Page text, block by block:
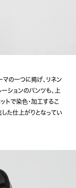
の一つに掲げ、リネン
ションのパンツも、上
トで染色・加工するこ
た仕上がりとなってい